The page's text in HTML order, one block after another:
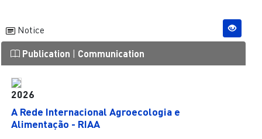
Notice
Publication Communication
2026
A Rede Internacional Agroecologia e
Alimentação - RIAA